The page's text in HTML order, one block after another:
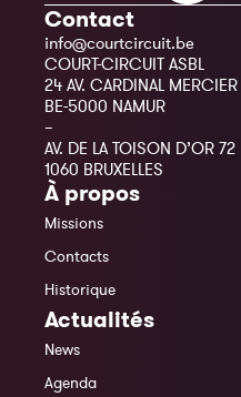
Contact
info@courtcircuit.be
COURT-CIRCUIT ASBL
24 AV. CARDINAL MERCIER
BE-5000 NAMUR
–
AV. DE LA TOISON D’OR 72
1060 BRUXELLES
À propos
Missions
Contacts
Historique
Actualités
News
Agenda